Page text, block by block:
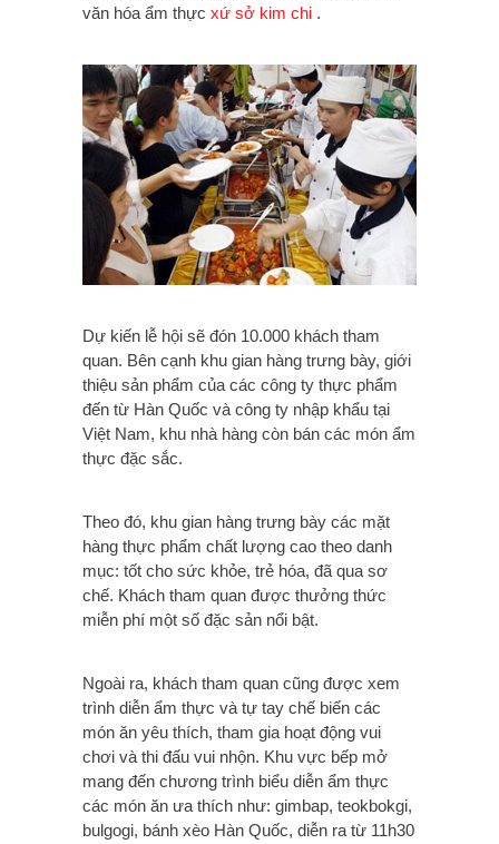
văn hóa ẩm thực xứ sở kim chi .
Dự kiến lễ hội sẽ đón 10.000 khách tham
quan. Bên cạnh khu gian hàng trưng bày, giới
thiệu sản phẩm của các công ty thực phẩm
đến từ Hàn Quốc và công ty nhập khẩu tại
Việt Nam, khu nhà hàng còn bán các món ẩm
thực đặc sắc.
Theo đó, khu gian hàng trưng bày các mặt
hàng thực phẩm chất lượng cao theo danh
mục: tốt cho sức khỏe, trẻ hóa, đã qua sơ
chế. Khách tham quan được thưởng thức
miễn phí một số đặc sản nổi bật.
Ngoài ra, khách tham quan cũng được xem
trình diễn ẩm thực và tự tay chế biến các
món ăn yêu thích, tham gia hoạt động vui
chơi và thi đấu vui nhộn. Khu vực bếp mở
mang đến chương trình biểu diễn ẩm thực
các món ăn ưa thích như: gimbap, teokbokgi,
bulgogi, bánh xèo Hàn Quốc, diễn ra từ 11h30